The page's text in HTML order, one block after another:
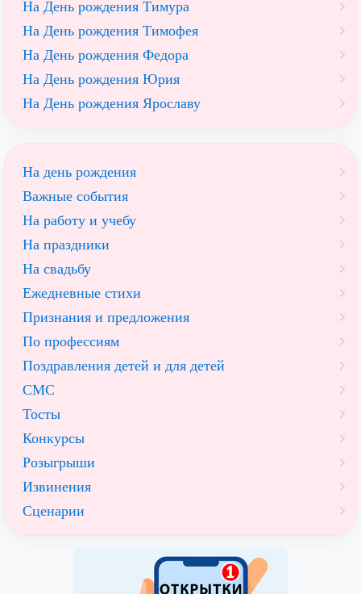
На День рождения Тимура
На День рождения Тимофея
На День рождения Федора
На День рождения Юрия
На День рождения Ярославу
На день рождения
Важные события
На работу и учебу
На праздники
На свадьбу
Ежедневные стихи
Признания и предложения
По профессиям
Поздравления детей и для детей
СМС
Тосты
Конкурсы
Розыгрыши
Извинения
Сценарии